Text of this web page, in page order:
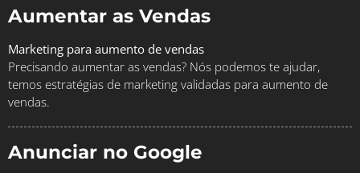
Aumentar as Vendas
Marketing para aumento de vendas
Precisando aumentar as vendas? Nós podemos te ajudar,
temos estratégias de marketing validadas para aumento de
vendas.
Anunciar no Google